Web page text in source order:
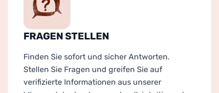
FRAGEN STELLEN
Finden Sie sofort und sicher Antworten.
Stellen Sie Fragen und greifen Sie auf
verifizierte Informationen aus unserer